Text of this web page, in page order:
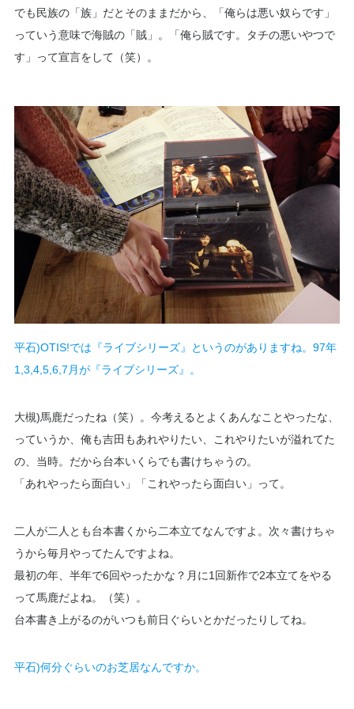
でも民族の「族」だとそのままだから、「俺らは悪い奴らです」
っていう意味で海賊の「賊」。「俺ら賊です。タチの悪いやつで
す」って宣言をして（笑）。
平石)OTIS!では『ライブシリーズ』というのがありますね。97年
1,3,4,5,6,7月​​が『ライブシリーズ』。
大槻)馬鹿だったね（笑）。今考えるとよくあんなことやったな、
っていうか、俺も吉田もあれやりたい、これやりたいが溢れてた
の、当時。だから台本いくらでも書けちゃうの。
「あれやったら面白い」「これやったら面白い」って。
二人が二人とも台本書くから二本立てなんですよ。次々書けちゃ
うから毎月やってたんですよね。
最初の年、半年で6回やったかな？月に1回新作で2本立てをやる
って馬鹿だよね。（笑）。
台本書き上がるのがいつも前日ぐらいとかだったりしてね。
平石)何分ぐらいのお芝居なんですか。